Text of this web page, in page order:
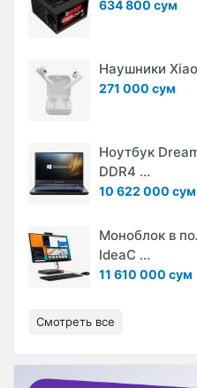
634 800 сум
Наушники
271 000 сум
Ноутбук
DDR4 ...
10 622 000 сум
Моноблок в
IdeaC ...
11 610 000 сум
Смотреть все